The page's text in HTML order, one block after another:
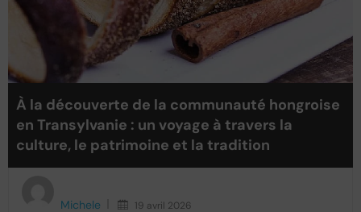
À la découverte de la communauté hongroise
en Transylvanie : un voyage à travers la
culture, le patrimoine et la tradition
Michele 19 avril 2026